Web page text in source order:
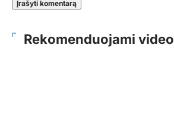
Rekomenduojami video